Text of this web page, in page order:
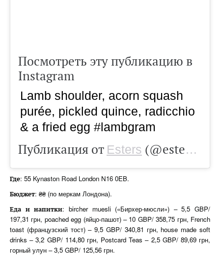
Посмотреть эту публикацию в
Instagram
Lamb shoulder, acorn squash
purée, pickled quince, radicchio
& a fried egg #lambgram
Публикация от Esters (@estersn16)
Где: 55 Kynaston Road London N16 0EB.
Бюджет: ₴₴ (по меркам Лондона).
Еда и напитки: bircher muesli («Бирхер-мюсли») – 5,5 GBP/
197,31 грн, poached egg (яйцо-пашот) – 10 GBP/ 358,75 грн, French
toast (французский тост) – 9,5 GBP/ 340,81 грн, house made soft
drinks – 3,2 GBP/ 114,80 грн, Postcard Teas – 2,5 GBP/ 89,69 грн,
горный улун – 3,5 GBP/ 125,56 грн.